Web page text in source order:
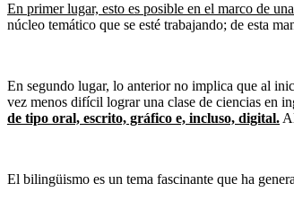
En primer lugar, esto es posible en el marco de
núcleo temático que se esté trabajando; de esta
En segundo lugar, lo anterior no implica que al
vez menos difícil lograr una clase de ciencias en
de tipo oral, escrito, gráfico e, incluso, digital.
El bilingüismo es un tema fascinante que ha